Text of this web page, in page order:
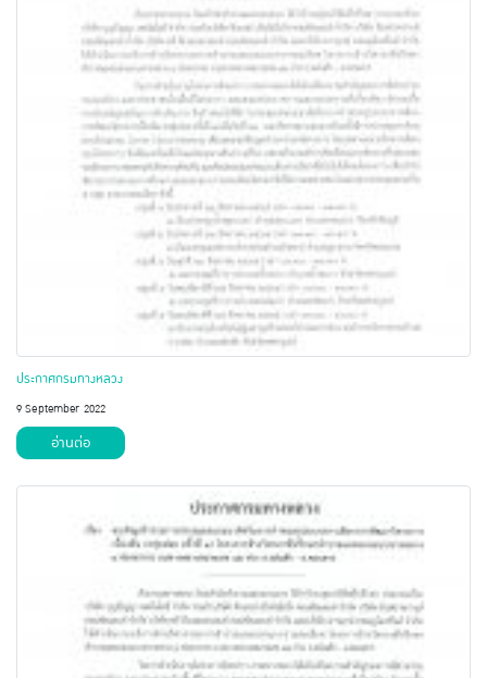
ประกาศกรมทางหลวง
9 September 2022
อ่านต่อ